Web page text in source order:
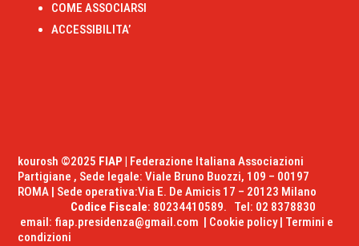
COME ASSOCIARSI
ACCESSIBILITA’
kourosh ©2025 FIAP | Federazione Italiana Associazioni
Partigiane , Sede legale: Viale Bruno Buozzi, 109 – 00197
ROMA | Sede operativa:Via E. De Amicis 17 – 20123 Milano
Codice Fiscale: 80234410589. Tel: 02 8378830
email: fiap.presidenza@gmail.com | Cookie policy| Termini e
condizioni